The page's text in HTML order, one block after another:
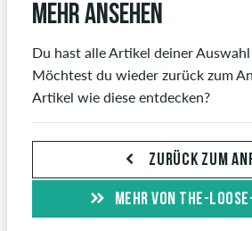
Mehr ansehen
Du hast alle Artikel deiner Auswahl
Möchtest du wieder zurück zum
Artikel wie diese entdecken?
ZURÜCK ZUM
MEHR VON THE-